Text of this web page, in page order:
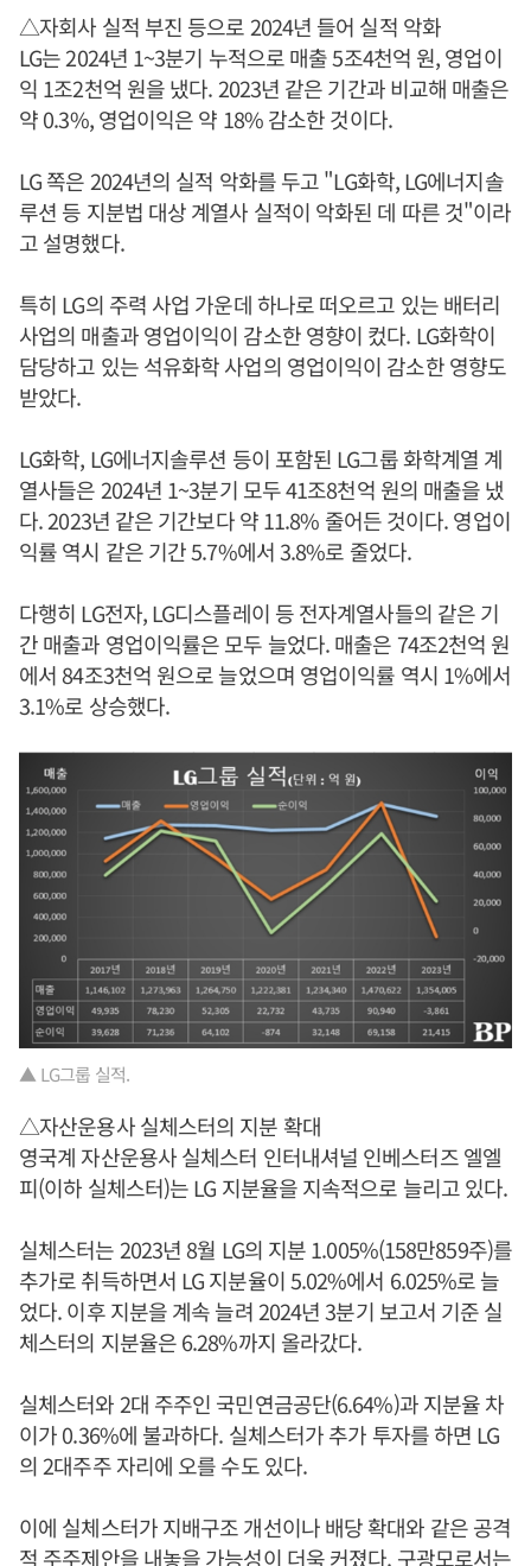
△자회사 실적 부진 등으로 2024년 들어 실적 악화
LG는 2024년 1~3분기 누적으로 매출 5조4천억 원, 영업이
익 1조2천억 원을 냈다. 2023년 같은 기간과 비교해 매출은
약 0.3%, 영업이익은 약 18% 감소한 것이다.
LG 쪽은 2024년의 실적 악화를 두고 "LG화학, LG에너지솔
루션 등 지분법 대상 계열사 실적이 악화된 데 따른 것"이라
고 설명했다.
특히 LG의 주력 사업 가운데 하나로 떠오르고 있는 배터리
사업의 매출과 영업이익이 감소한 영향이 컸다. LG화학이
담당하고 있는 석유화학 사업의 영업이익이 감소한 영향도
받았다.
LG화학, LG에너지솔루션 등이 포함된 LG그룹 화학계열 계
열사들은 2024년 1~3분기 모두 41조8천억 원의 매출을 냈
다. 2023년 같은 기간보다 약 11.8% 줄어든 것이다. 영업이
익률 역시 같은 기간 5.7%에서 3.8%로 줄었다.
다행히 LG전자, LG디스플레이 등 전자계열사들의 같은 기
간 매출과 영업이익률은 모두 늘었다. 매출은 74조2천억 원
에서 84조3천억 원으로 늘었으며 영업이익률 역시 1%에서
3.1%로 상승했다.
▲ LG그룹 실적.
△자산운용사 실체스터의 지분 확대
영국계 자산운용사 실체스터 인터내셔널 인베스터즈 엘엘
피(이하 실체스터)는 LG 지분율을 지속적으로 늘리고 있다.
실체스터는 2023년 8월 LG의 지분 1.005%(158만859주)를
추가로 취득하면서 LG 지분율이 5.02%에서 6.025%로 늘
었다. 이후 지분을 계속 늘려 2024년 3분기 보고서 기준 실
체스터의 지분율은 6.28%까지 올라갔다.
실체스터와 2대 주주인 국민연금공단(6.64%)과 지분율 차
이가 0.36%에 불과하다. 실체스터가 추가 투자를 하면 LG
의 2대주주 자리에 오를 수도 있다.
이에 실체스터가 지배구조 개선이나 배당 확대와 같은 공격
적 주주제안을 내놓을 가능성이 더욱 커졌다. 구광모로서는